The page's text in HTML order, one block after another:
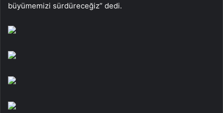
büyümemizi sürdüreceğiz” dedi.